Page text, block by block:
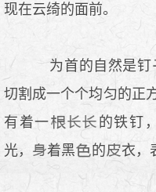
现在云绮的面前。
为首的自然是钉
切割成一个个均匀的正
有着一
的铁钉
光，
着黑 的 衣，